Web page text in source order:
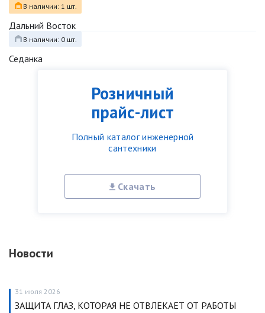
Розничный
прайс-лист
Полный каталог инженерной
сантехники
Скачать
Новости
31 июля 2026
ЗАЩИТА ГЛАЗ, КОТОРАЯ НЕ ОТВЛЕКАЕТ ОТ РАБОТЫ
В наличии: 1 шт.
Дальний Восток
В наличии: 0 шт.
Седанка